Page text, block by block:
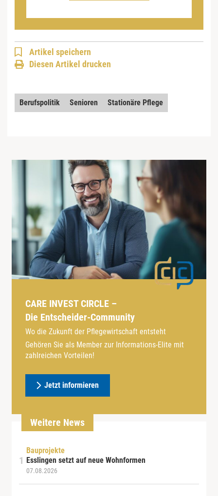
Artikel speichern
Diesen Artikel drucken
Berufspolitik Senioren Stationäre Pflege
CARE INVEST CIRCLE –
Die Entscheider-Community
Wo die Zukunft der Pflegewirtschaft entsteht
Gehören Sie als Member zur Informations-Elite mit
zahlreichen Vorteilen!
Jetzt informieren
Weitere News
Bauprojekte
Esslingen setzt auf neue Wohnformen
07.08.2026